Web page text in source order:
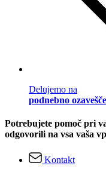
Delujemo na
podnebno
Potrebujete pomoč pri
odgovorili na vsa vaša
Kontakt